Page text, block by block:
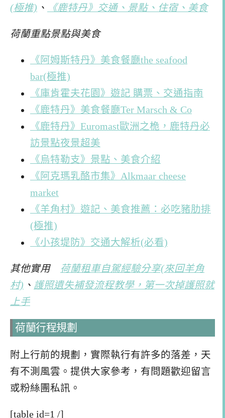
(極推) 、 《鹿特丹》交通、景點、住宿、美食
荷蘭重點景點與美食
《阿姆斯特丹》美食餐廳the seafood
bar(極推)
《庫肯霍夫花園》遊記 購票、交通指南
《鹿特丹》美食餐廳Ter Marsch & Co
《鹿特丹》Euromast歐洲之桅，鹿特丹必
訪景點夜景超美
《烏特勒支》景點、美食介紹
《阿克瑪乳酪市集》Alkmaar cheese
market
《羊角村》遊記、美食推薦：必吃豬肋排
(極推)
《小孩堤防》交通大解析(必看)
其他實用 荷蘭租車自駕經驗分享(來回羊角
村) 、 護照遺失補發流程教學，第一次掉護照就
上手
荷蘭行程規劃
附上行前的規劃，實際執行有許多的落差，天
有不測風雲。提供大家參考，有問題歡迎留言
或粉絲團私訊。
[table id=1 /]